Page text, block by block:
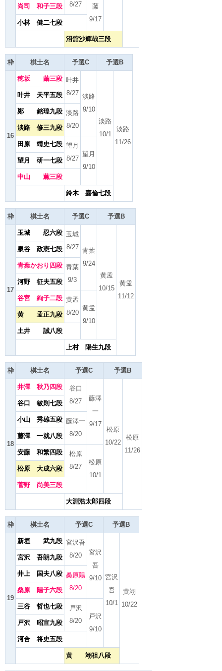
8/27
藤
9/17
尚司 和子三段
小林 健二七段
沼舘沙輝哉三段
枠 棋士名 予選C 予選B
16
穂坂 繭三段 叶井
8/27 淡路
9/10
淡路
10/1
淡路
11/26
叶井 天平五段
鄭 銘瑝九段 淡路
8/20
淡路 修三九段
田原 靖史七段 望月
8/27
望月
9/10
望月 研一七段
中山 薫三段
鈴木 嘉倫七段
枠 棋士名 予選C 予選B
17
玉城 忍六段 玉城
8/27 青葉
9/24
黄孟
10/15
黄孟
11/12
泉谷 政憲七段
青葉かおり四段 青葉
9/3
河野 征夫五段
谷宮 絢子二段 黄孟
8/20
黄孟
9/10
黄 孟正九段
土井 誠八段
上村 陽生九段
枠 棋士名 予選C 予選B
18
井澤 秋乃四段
谷口
8/27
藤澤
一
9/17
松原
10/22
松原
11/26
谷口 敏則七段
小山 秀雄五段 藤澤一
8/20
藤澤 一就八段
安藤 和繁四段
松原
8/27
松原
10/1
松原 大成六段
菅野 尚美三段
大淵浩太郎四段
枠 棋士名 予選C 予選B
19
新垣 武九段 宮沢吾
8/20
宮沢
吾
9/10 宮沢
吾
10/1
黄翊
10/22
宮沢 吾朗九段
井上 国夫八段 桑原陽
8/20
桑原 陽子六段
三谷 哲也七段
戸沢
8/20
戸沢
9/10
戸沢 昭宣九段
河合 将史五段
黄 翊祖八段